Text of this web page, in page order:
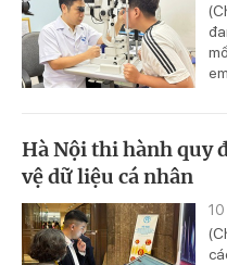
Hà Nội thi hành quy
vệ dữ liệu cá nhân